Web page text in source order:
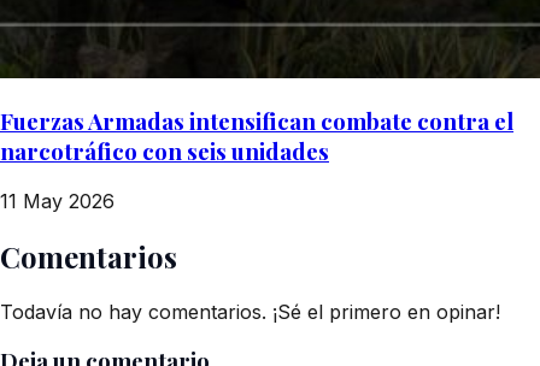
Fuerzas Armadas intensifican combate contra el
narcotráfico con seis unidades
11 May 2026
Comentarios
Todavía no hay comentarios. ¡Sé el primero en opinar!